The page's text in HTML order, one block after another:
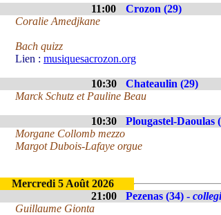
11:00 Crozon (29)
Coralie Amedjkane
Bach quizz
Lien : musiquesacrozon.org
10:30 Chateaulin (29)
Marck Schutz et Pauline Beau
10:30 Plougastel-Daoulas
Morgane Collomb mezzo
Margot Dubois-Lafaye orgue
Mercredi 5 Août 2026
21:00
Pezenas (34) -
Guillaume Gionta